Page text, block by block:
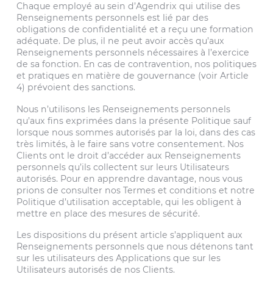
Chaque employé au sein d’Agendrix qui utilise des
Renseignements personnels est lié par des
obligations de confidentialité et a reçu une formation
adéquate. De plus, il ne peut avoir accès qu’aux
Renseignements personnels nécessaires à l’exercice
de sa fonction. En cas de contravention, nos politiques
et pratiques en matière de gouvernance (voir Article
4) prévoient des sanctions.
Nous n’utilisons les Renseignements personnels
qu’aux fins exprimées dans la présente Politique sauf
lorsque nous sommes autorisés par la loi, dans des cas
très limités, à le faire sans votre consentement. Nos
Clients ont le droit d’accéder aux Renseignements
personnels qu’ils collectent sur leurs Utilisateurs
autorisés. Pour en apprendre davantage, nous vous
prions de consulter nos Termes et conditions et notre
Politique d’utilisation acceptable, qui les obligent à
mettre en place des mesures de sécurité.
Les dispositions du présent article s’appliquent aux
Renseignements personnels que nous détenons tant
sur les utilisateurs des Applications que sur les
Utilisateurs autorisés de nos Clients.